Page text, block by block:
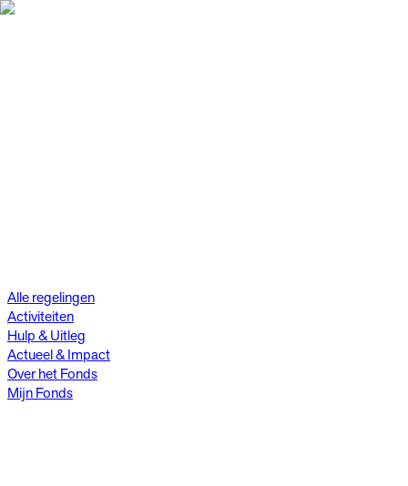
Alle regelingen
Activiteiten
Hulp & Uitleg
Actueel & Impact
Over het Fonds
Mijn Fonds